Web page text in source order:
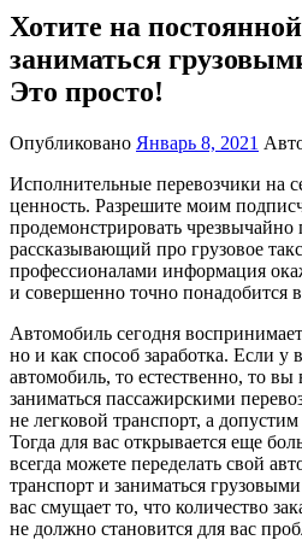
Хотите на
заниматься
Это просто!
Опубликовано Январь 8, 2021
Исполнительные перевозчики на
ценность. Разрешите моим
продемонстрировать чрезвычайно
рассказывающий про грузовое
профессионалами информация
и совершенно точно понадобится
Автомобиль сегодня
но и как способ заработка. Если у
автомобиль, то естественно, то
заниматься пассажирскими
не легковой транспорт, а
Тогда для вас открывается еще
всегда можете переделать свой
транспорт и заниматься
вас смущает то, что количество
не должно становится для вас